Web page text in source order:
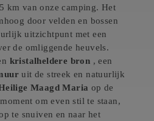
km van onze camping. Het
door velden en bossen
uitzichtpunt met een
de omliggende heuvels.
kristalheldere bron , een
uit de streek en natuurlijk
Maagd Maria op de
om even stil te staan,
te snuiven en naar het